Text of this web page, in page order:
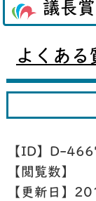
議長賞
よくある
【ID】 D-
【閲覧数】
【更新日】